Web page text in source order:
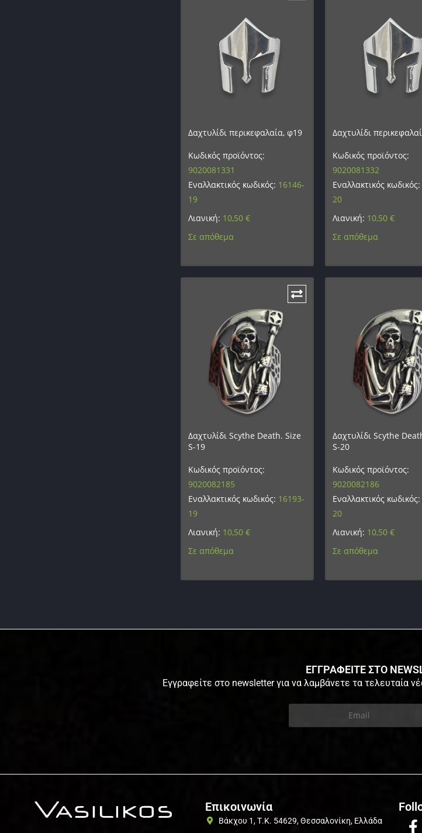
Δαχτυλίδι περικεφαλαία, φ19
Κωδικός προϊόντος:
9020081331
Εναλλακτικός κωδικός: 16146-
19
Λιανική: 10,50€
Σε απόθεμα
Δαχτυλίδι
Κωδικός προϊόντος:
9020081332
Εναλλακτικός κωδικός:
20
Λιανική: 10,50 €
Σε απόθεμα
Δαχτυλίδι Scythe Death. Size
S-19
Κωδικός προϊόντος:
9020082185
Εναλλακτικός κωδικός: 16193-
19
Λιανική: 10,50€
Σε απόθεμα
Δαχτυλίδι Scythe
S-20
Κωδικός προϊόντος:
9020082186
Εναλλακτικός κωδικός:
20
Λιανική: 10,50 €
Σε απόθεμα
ΕΓΓΡΑΦΕΙΤΕ ΣΤΟ
Εγγραφείτε στο newsletter για να λαμβάνετε τα τελευταία
Επικοινωνία
Βάκχου 1, Τ.Κ. 54629, Θεσσαλονίκη, Ελλάδα